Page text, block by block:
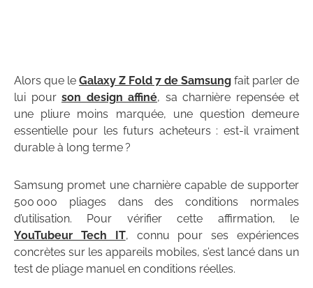
Alors que le Galaxy Z Fold 7 de Samsung fait parler de
lui pour son design affiné, sa charnière repensée et
une pliure moins marquée, une question demeure
essentielle pour les futurs acheteurs : est-il vraiment
durable à long terme ?
Samsung promet une charnière capable de supporter
500 000 pliages dans des conditions normales
d’utilisation. Pour vérifier cette affirmation, le
YouTubeur Tech IT, connu pour ses expériences
concrètes sur les appareils mobiles, s’est lancé dans un
test de pliage manuel en conditions réelles.